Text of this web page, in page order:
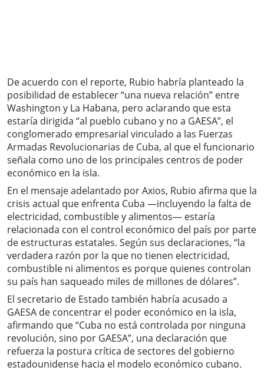
De acuerdo con el reporte, Rubio habría planteado la
posibilidad de establecer “una nueva relación” entre
Washington y La Habana, pero aclarando que esta
estaría dirigida “al pueblo cubano y no a GAESA”, el
conglomerado empresarial vinculado a las Fuerzas
Armadas Revolucionarias de Cuba, al que el funcionario
señala como uno de los principales centros de poder
económico en la isla.
En el mensaje adelantado por Axios, Rubio afirma que la
crisis actual que enfrenta Cuba —incluyendo la falta de
electricidad, combustible y alimentos— estaría
relacionada con el control económico del país por parte
de estructuras estatales. Según sus declaraciones, “la
verdadera razón por la que no tienen electricidad,
combustible ni alimentos es porque quienes controlan
su país han saqueado miles de millones de dólares”.
El secretario de Estado también habría acusado a
GAESA de concentrar el poder económico en la isla,
afirmando que “Cuba no está controlada por ninguna
revolución, sino por GAESA”, una declaración que
refuerza la postura crítica de sectores del gobierno
estadounidense hacia el modelo económico cubano.